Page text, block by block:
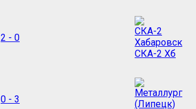
2 - 0
СКА-2 Хб
0 - 3